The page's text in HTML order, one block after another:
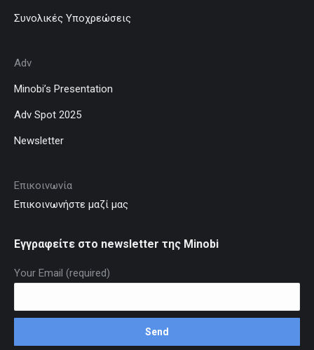
Συνολικές Υποχρεώσεις
Adv
Minobi’s Presentation
Adv Spot 2025
Newsletter
Επικοινωνία
Επικοινωνήστε μαζί μας
Εγγραφείτε στο newsletter της Minobi
Your Email (required)